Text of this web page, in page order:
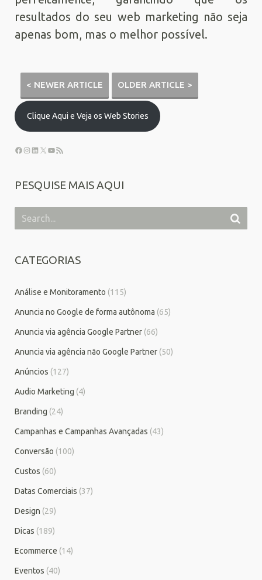
resultados do seu web marketing não seja
apenas bom, mas o melhor possível.
< NEWER ARTICLE OLDER ARTICLE >
Clique Aqui e Veja os Web Stories
PESQUISE MAIS AQUI
CATEGORIAS
Análise e Monitoramento (115)
Anuncia no Google de forma autônoma (65)
Anuncia via agência Google Partner (66)
Anuncia via agência não Google Partner (50)
Anúncios (127)
Audio Marketing (4)
Branding (24)
Campanhas e Campanhas Avançadas (43)
Conversão (100)
Custos (60)
Datas Comerciais (37)
Design (29)
Dicas (189)
Ecommerce (14)
Eventos (40)